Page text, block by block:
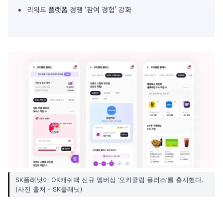
약
리워드 플랫폼 경쟁 ‘참여 경험’ 강화
SK플래닛이 OK캐쉬백 신규 멤버십 ‘오키클럽 플러스’를 출시했다.
(사진 출처 - SK플래닛)